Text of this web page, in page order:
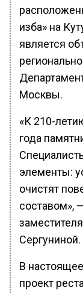
изба» на
является
Москвы.
«К 210-
года
элементы:
очистят
составом»,
Сергуниной.
В
проект